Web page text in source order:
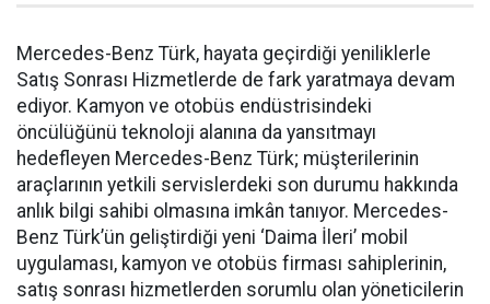
Mercedes-Benz Türk, hayata geçirdiği yeniliklerle
Satış Sonrası Hizmetlerde de fark yaratmaya devam
ediyor. Kamyon ve otobüs endüstrisindeki
öncülüğünü teknoloji alanına da yansıtmayı
hedefleyen Mercedes-Benz Türk; müşterilerinin
araçlarının yetkili servislerdeki son durumu hakkında
anlık bilgi sahibi olmasına imkân tanıyor. Mercedes-
Benz Türk’ün geliştirdiği yeni ‘Daima İleri’ mobil
uygulaması, kamyon ve otobüs firması sahiplerinin,
satış sonrası hizmetlerden sorumlu olan yöneticilerin